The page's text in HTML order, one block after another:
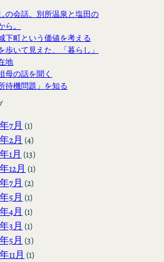
の会話。別所温泉と塩田の
ら。
下町という価値を考える
歩いて見えた、「暮らし」
地
母の話を聞く
待機問題」を知る
7月 (1)
2月 (4)
1月 (13)
12月 (1)
7月 (2)
5月 (1)
4月 (1)
3月 (1)
5月 (3)
11月 (1)